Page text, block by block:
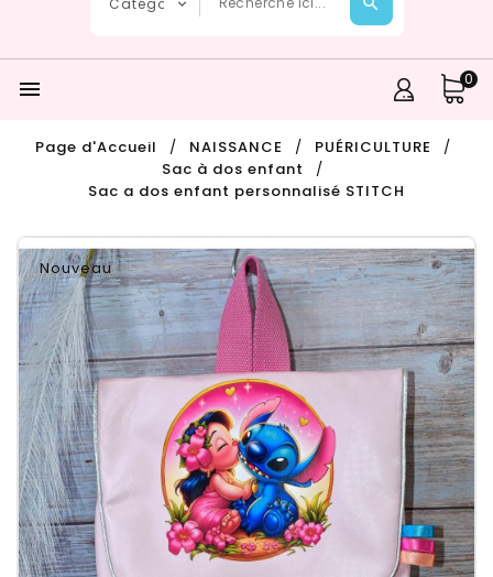
 0
Page d'Accueil NAISSANCE
PUÉRICULTURE
Sac à dos enfant
Sac a dos enfant personnalisé STITCH
Nouveau